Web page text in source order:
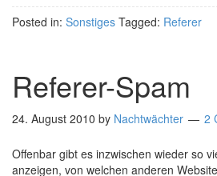
Posted in: Sonstiges Tagged: Referer
Referer-Spam
24. August 2010 by Nachtwächter 2
Offenbar gibt es inzwischen wieder so
anzeigen, von welchen anderen